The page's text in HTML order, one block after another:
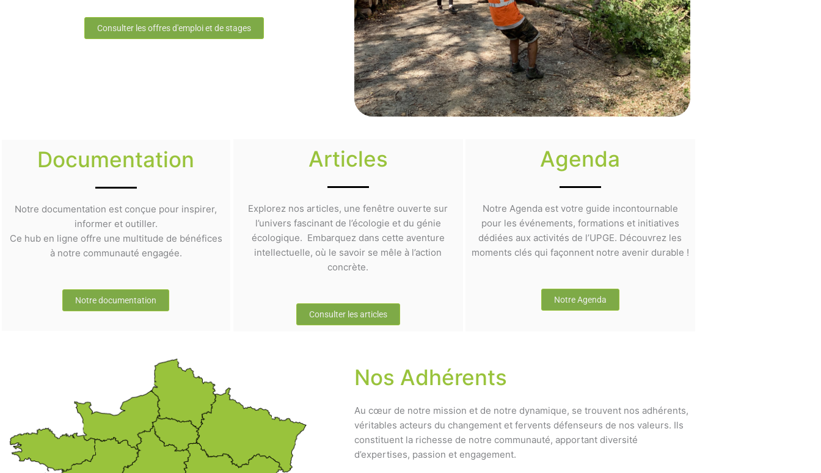
Consulter les offres d'emploi et de stages
Documentation
Notre documentation est conçue pour inspirer,
informer et outiller.
Ce hub en ligne offre une multitude de bénéfices
à notre communauté engagée.
Notre documentation
Articles
Explorez nos articles, une fenêtre ouverte sur
l’univers fascinant de l’écologie et du génie
écologique. Embarquez dans cette aventure
intellectuelle, où le savoir se mêle à l’action
concrète.
Consulter les articles
Agenda
Notre Agenda est votre guide incontournable
pour les événements, formations et initiatives
dédiées aux activités de l’UPGE. Découvrez les
moments clés qui façonnent notre avenir durable !
Notre Agenda
Nos Adhérents
Au cœur de notre mission et de notre dynamique, se trouvent nos adhérents,
véritables acteurs du changement et fervents défenseurs de nos valeurs. Ils
constituent la richesse de notre communauté, apportant diversité
d’expertises, passion et engagement.